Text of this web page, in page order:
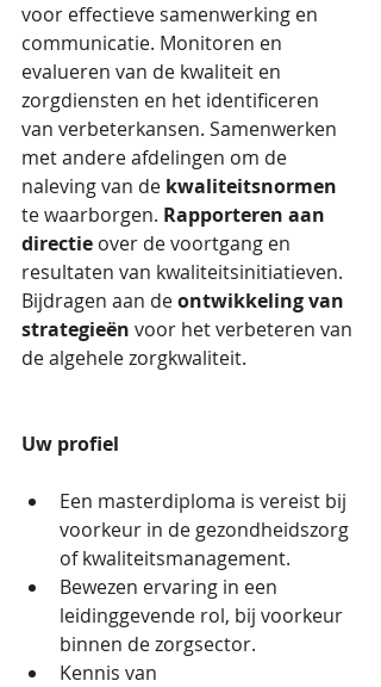
voor effectieve samenwerking en
communicatie. Monitoren en
evalueren van de kwaliteit en
zorgdiensten en het identificeren
van verbeterkansen. Samenwerken
met andere afdelingen om de
naleving van de kwaliteitsnormen
te waarborgen. Rapporteren aan
directie over de voortgang en
resultaten van kwaliteitsinitiatieven.
Bijdragen aan de ontwikkeling van
strategieën voor het verbeteren van
de algehele zorgkwaliteit.
Uw profiel
Een masterdiploma is vereist bij
voorkeur in de gezondheidszorg
of kwaliteitsmanagement.
Bewezen ervaring in een
leidinggevende rol, bij voorkeur
binnen de zorgsector.
Kennis van